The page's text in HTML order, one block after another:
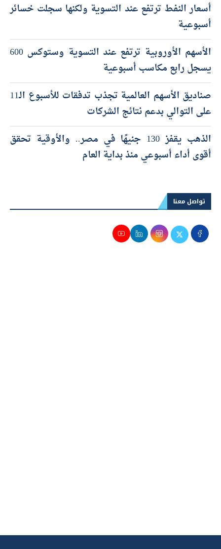
أسعار النفط ترتفع عند التسوية ولكنها سجلت خسائر
أسبوعية
الأسهم الأوروبية ترتفع عند التسوية وستوكس 600
يسجل رابع مكاسب أسبوعية
صناديق الأسهم العالمية تجذب تدفقات للأسبوع الـ11
على التوالي بدعم نتائج الشركات
الذهب يقفز 130 جنيهًا في مصر.. والأوقية تحقق
أقوى أداء أسبوعي منذ بداية العام
تواصل معنا